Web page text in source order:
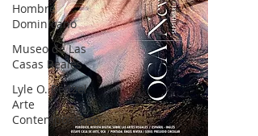
Hombre
Dominicano
Museo de Las
Casas Reales
Lyle O. Reitzel
Arte
Contemporáneo